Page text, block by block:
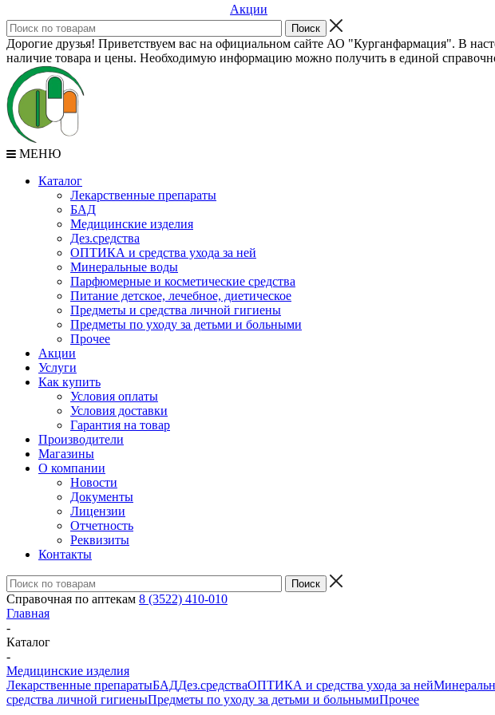
Акции
Дорогие друзья! Приветствуем вас на официальном сайте АО "Курганфармация". В
наличие товара и цены. Необходимую информацию можно получить в единой
МЕНЮ
Каталог
Лекарственные препараты
БАД
Медицинские изделия
Дез.средства
ОПТИКА и средства ухода за ней
Минеральные воды
Парфюмерные и косметические средства
Питание детское, лечебное, диетическое
Предметы и средства личной гигиены
Предметы по уходу за детьми и больными
Прочее
Акции
Услуги
Как купить
Условия оплаты
Условия доставки
Гарантия на товар
Производители
Магазины
О компании
Новости
Документы
Лицензии
Отчетность
Реквизиты
Контакты
Справочная по аптекам 8 (3522) 410-010
Главная
-
Каталог
-
Медицинские изделия
Лекарственные препаратыБАДДез.средстваОПТИКА и средства ухода за ней
средства личной гигиеныПредметы по уходу за детьми и больнымиПрочее